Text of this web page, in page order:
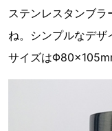
ステンレスタンブ
ね。シンプルなデザ
サイズは